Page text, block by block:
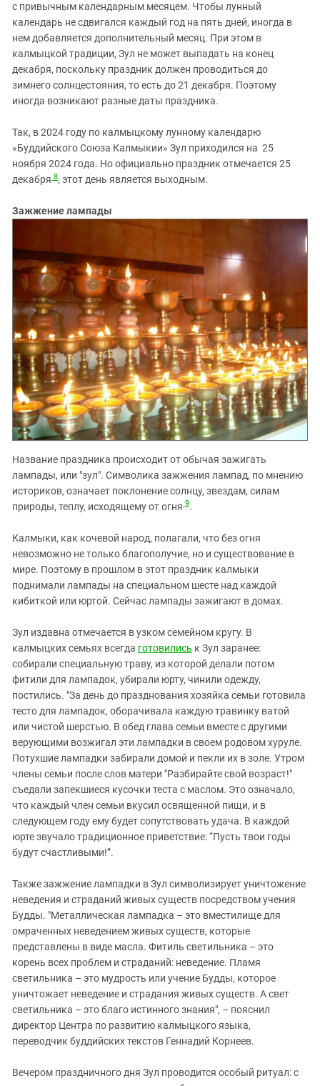
с привычным календарным месяцем. Чтобы лунный
календарь не сдвигался каждый год на пять дней, иногда в
нем добавляется дополнительный месяц. При этом в
калмыцкой традиции, Зул не может выпадать на конец
декабря, поскольку праздник должен проводиться до
зимнего солнцестояния, то есть до 21 декабря. Поэтому
иногда возникают разные даты праздника.
Так, в 2024 году по калмыцкому лунному календарю
«Буддийского Союза Калмыкии» Зул приходился на 25
ноября 2024 года. Но официально праздник отмечается 25
декабря 8, этот день является выходным.
Зажжение лампады
Название праздника происходит от обычая зажигать
лампады, или "зул". Символика зажжения лампад, по мнению
историков, означает поклонение солнцу, звездам, силам
природы, теплу, исходящему от огня 9.
Калмыки, как кочевой народ, полагали, что без огня
невозможно не только благополучие, но и существование в
мире. Поэтому в прошлом в этот праздник калмыки
поднимали лампады на специальном шесте над каждой
кибиткой или юртой. Сейчас лампады зажигают в домах.
Зул издавна отмечается в узком семейном кругу. В
калмыцких семьях всегда готовились к Зул заранее:
собирали специальную траву, из которой делали потом
фитили для лампадок, убирали юрту, чинили одежду,
постились. "За день до празднования хозяйка семьи готовила
тесто для лампадок, оборачивала каждую травинку ватой
или чистой шерстью. В обед глава семьи вместе с другими
верующими возжигал эти лампадки в своем родовом хуруле.
Потухшие лампадки забирали домой и пекли их в золе. Утром
члены семьи после слов матери "Разбирайте свой возраст!"
съедали запекшиеся кусочки теста с маслом. Это означало,
что каждый член семьи вкусил освященной пищи, и в
следующем году ему будет сопутствовать удача. В каждой
юрте звучало традиционное приветствие: “Пусть твои годы
будут счастливыми!”.
Также зажжение лампадки в Зул символизирует уничтожение
неведения и страданий живых существ посредством учения
Будды. "Металлическая лампадка – это вместилище для
омраченных неведением живых существ, которые
представлены в виде масла. Фитиль светильника – это
корень всех проблем и страданий: неведение. Пламя
светильника – это мудрость или учение Будды, которое
уничтожает неведение и страдания живых существ. А свет
светильника – это благо истинного знания", – пояснил
директор Центра по развитию калмыцкого языка,
переводчик буддийских текстов Геннадий Корнеев.
Вечером праздничного дня Зул проводится особый ритуал: с